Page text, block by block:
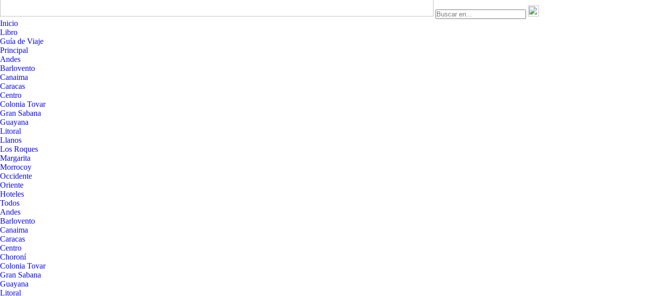
Inicio
Libro
Guía de Viaje
Principal
Andes
Barlovento
Canaima
Caracas
Centro
Colonia Tovar
Gran Sabana
Guayana
Litoral
Llanos
Los Roques
Margarita
Morrocoy
Occidente
Oriente
Hoteles
Todos
Andes
Barlovento
Canaima
Caracas
Centro
Choroní
Colonia Tovar
Gran Sabana
Guayana
Litoral